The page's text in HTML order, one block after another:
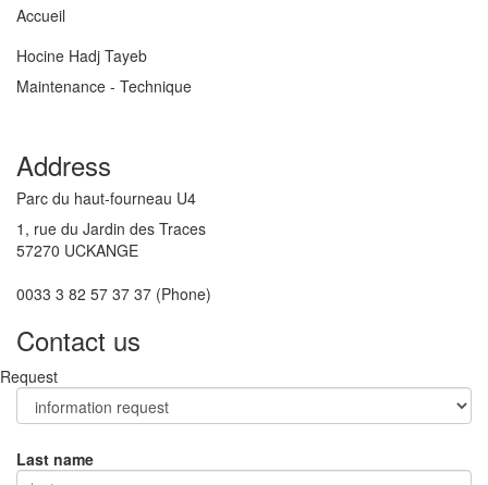
Accueil
Hocine Hadj Tayeb
Maintenance - Technique
Address
Parc du haut-fourneau U4
1, rue du Jardin des Traces
57270 UCKANGE
0033 3 82 57 37 37 (Phone)
Contact us
Request
Last name